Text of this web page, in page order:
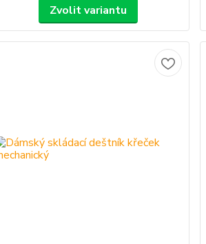
Zvolit variantu